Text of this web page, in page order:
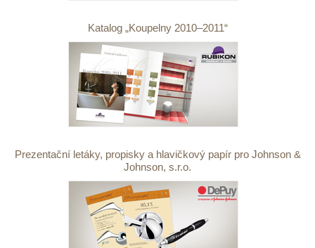
Katalog „Koupelny 2010–2011“
Prezentační letáky, propisky a hlavičkový papír pro Johnson &
Johnson, s.r.o.